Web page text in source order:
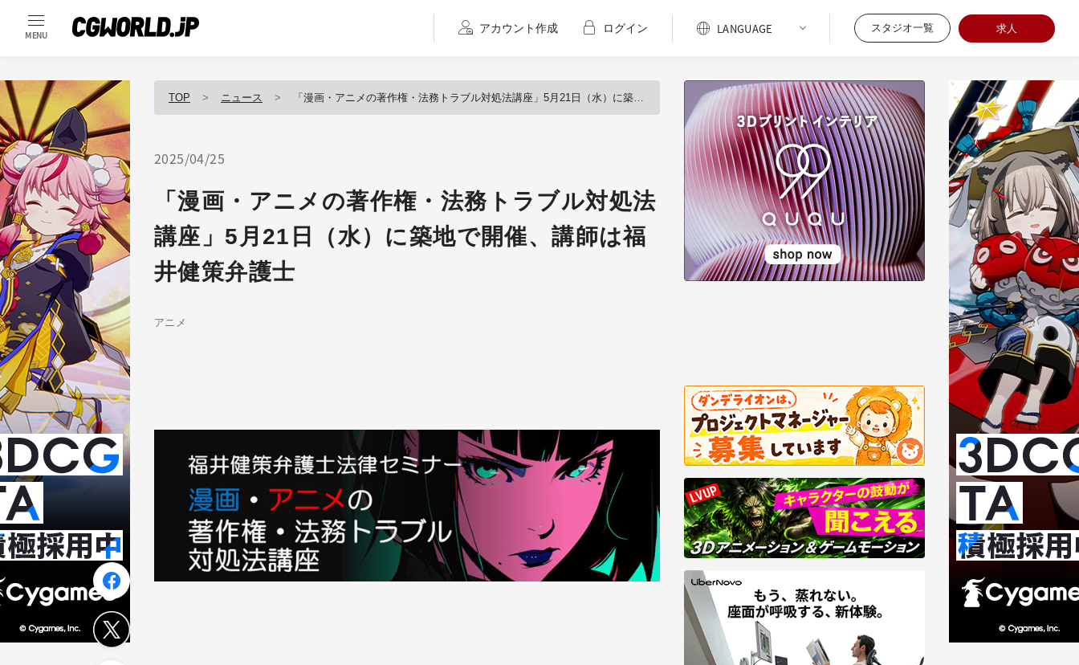
MENU
アカウント作成 ログイン スタジオ一覧 求人
TOP ニュース 「漫画・アニメの著作権・法務トラブル対処法講座」5月21日（水）に築地で開催、講師は福井健策弁護士
2025/04/25
「漫画・アニメの著作権・法務トラブル対処法
講座」5月21日（水）に築地で開催、講師は福
井健策弁護士
アニメ